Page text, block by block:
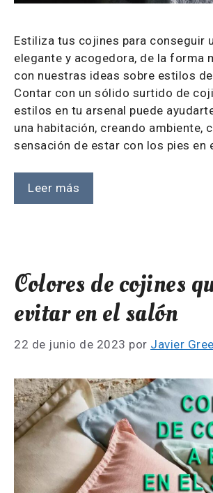
Estiliza tus cojines para conseguir
elegante y acogedora, de la forma
con nuestras ideas sobre estilos
Contar con un sólido surtido de
estilos en tu arsenal puede
una habitación, creando ambiente,
sensación de estar con los pies en
Leer más
Colores de cojines
evitar en el salón
22 de junio de 2023 por Javier